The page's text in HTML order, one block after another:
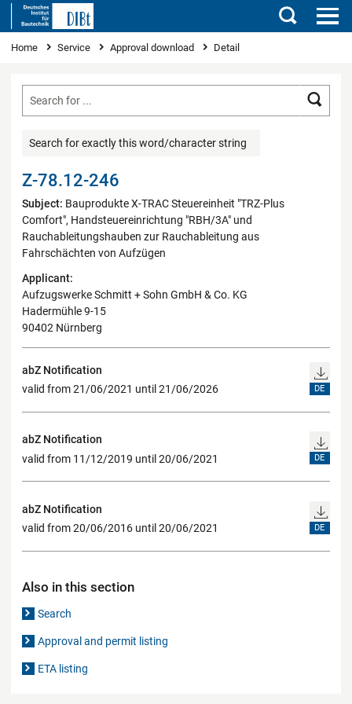
Search
You are here
Home Service Approval download Detail
Search for exactly this word/character string
Z-78.12-246
Subject: Bauprodukte X-TRAC Steuereinheit "TRZ-Plus
Comfort", Handsteuereinrichtung "RBH/3A" und
Rauchableitungshauben zur Rauchableitung aus
Fahrschächten von Aufzügen
Applicant:
Aufzugswerke Schmitt + Sohn GmbH & Co. KG
Hadermühle 9-15
90402 Nürnberg
abZ Notification
valid from 21/06/2021 until 21/06/2026
DE
abZ Notification
valid from 11/12/2019 until 20/06/2021
DE
abZ Notification
valid from 20/06/2016 until 20/06/2021
DE
Also in this section
Search
Approval and permit listing
ETA listing